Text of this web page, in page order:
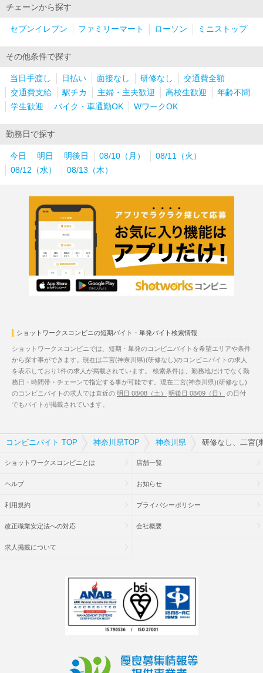
チェーンから探す
セブンイレブン ファミリーマート ローソン ミニストップ
その他条件で探す
当日手渡し 日払い 面接なし 研修なし
交通費全額
交通費支給
駅チカ 主婦・主夫歓迎 高校生歓迎
年齢不問
学生歓迎
バイク・車通勤OK WワークOK
勤務日で探す
今日 明日 明後日 08/10（月）
08/11（火）
08/12（水）
08/13（木）
ショットワークスコンビニの短期バイト・単発バイト検索情報
ショットワークスコンビニでは、短期・単発のコンビニバイトを希望エリアや条件
から探す事ができます。現在は二宮(神奈川県)(研修なし)のコンビニバイトの求人
を表示しており1件の求人が掲載されています。 検索条件は、勤務地だけでなく勤
務日・時間帯・チェーンで指定する事が可能です。現在二宮(神奈川県)(研修なし)
のコンビニバイトの求人では直近の 明日 08/08（土） 明後日 08/09（日）
の日付
でもバイトが掲載されています。
コンビニバイト TOP 神奈川県TOP 神奈川県 研修なし、二宮(
ショットワークスコンビニとは 店舗一覧
ヘルプ お知らせ
利用規約 プライバシーポリシー
改正職業安定法への対応 会社概要
求人掲載について